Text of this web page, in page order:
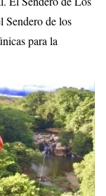
Sendero de los
para la